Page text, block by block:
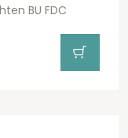
BU FDC